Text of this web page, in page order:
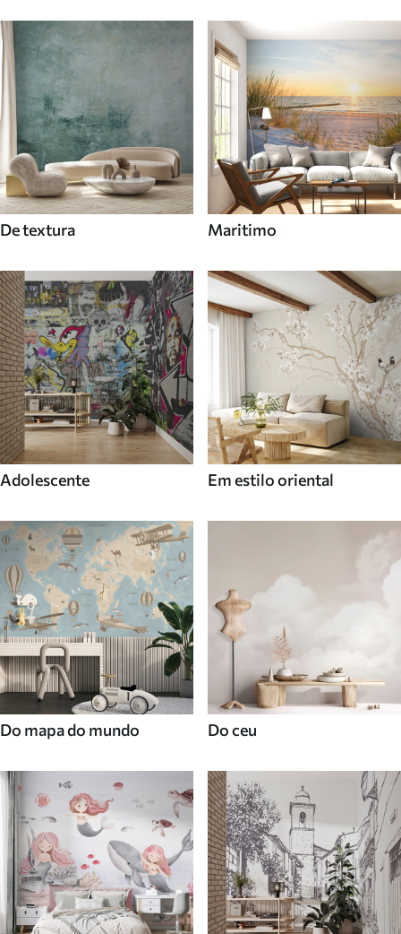
De textura Maritimo
Adolescente Em estilo oriental
Do mapa do mundo Do ceu